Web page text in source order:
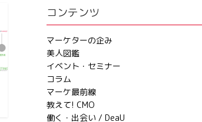
コンテンツ
マーケターの企み
美人図鑑
イベント・セミナー
コラム
マーケ最前線
教えて! CMO
働く・出会い / DeaU